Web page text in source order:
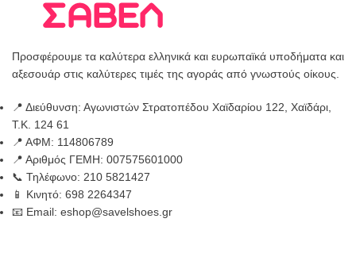
Προσφέρουμε τα καλύτερα ελληνικά και ευρωπαϊκά υποδήματα και
αξεσουάρ στις καλύτερες τιμές της αγοράς από γνωστούς οίκους.
📍 Διεύθυνση: Αγωνιστών Στρατοπέδου Χαϊδαρίου 122, Χαϊδάρι,
Τ.Κ. 124 61
📍 ΑΦΜ: 114806789
📍 Αριθμός ΓΕΜΗ: 007575601000
📞 Τηλέφωνο: 210 5821427
📱 Κινητό: 698 2264347
📧 Email: eshop@savelshoes.gr